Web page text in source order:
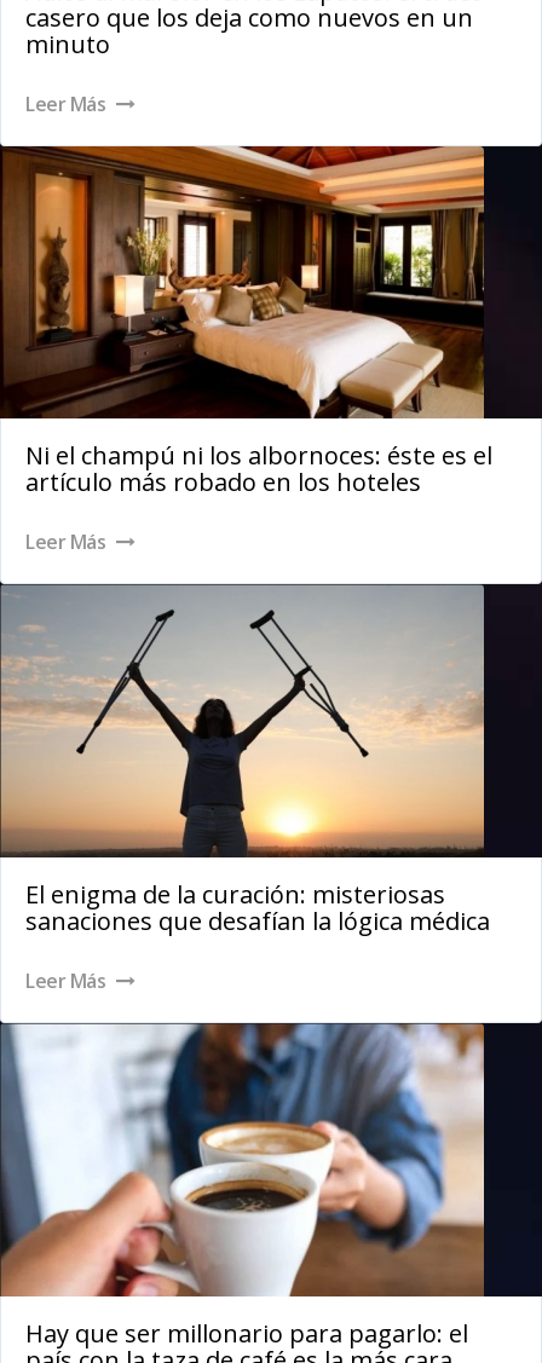
casero que los deja como nuevos en un
minuto
Leer Más
Ni el champú ni los albornoces: éste es el
artículo más robado en los hoteles
Leer Más
El enigma de la curación: misteriosas
sanaciones que desafían la lógica médica
Leer Más
Hay que ser millonario para pagarlo: el